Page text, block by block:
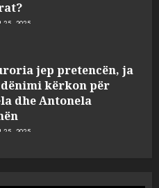
25, 2025
jep pretencën, ja
kërkon për
dhe Antonela
25, 2025